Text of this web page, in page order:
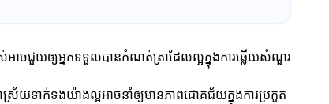
ចជួយឲ្យអ្នកទទួលបានកំណត់ត្រាដែលល្អក្នុងការឆ្លើយសំណួរ
ាស្រ័យទាក់ទងយ៉ាងល្អអាចនាំឲ្យមានភាពជោគជ័យក្នុងការប្រកួត